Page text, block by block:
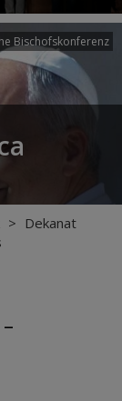
Bischofskonferenz
> Dekanat